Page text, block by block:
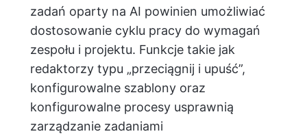
zadań oparty na AI powinien umożliwiać
dostosowanie cyklu pracy do wymagań
zespołu i projektu. Funkcje takie jak
redaktorzy typu „przeciągnij i upuść”,
konfigurowalne szablony oraz
konfigurowalne procesy usprawnią
zarządzanie zadaniami